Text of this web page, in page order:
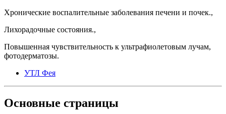
Хронические воспалительные заболевания печени и почек.,
Лихорадочные состояния.,
Повышенная чувствительность к ультрафиолетовым лучам,
фотодерматозы.
УТЛ Фея
Основные страницы